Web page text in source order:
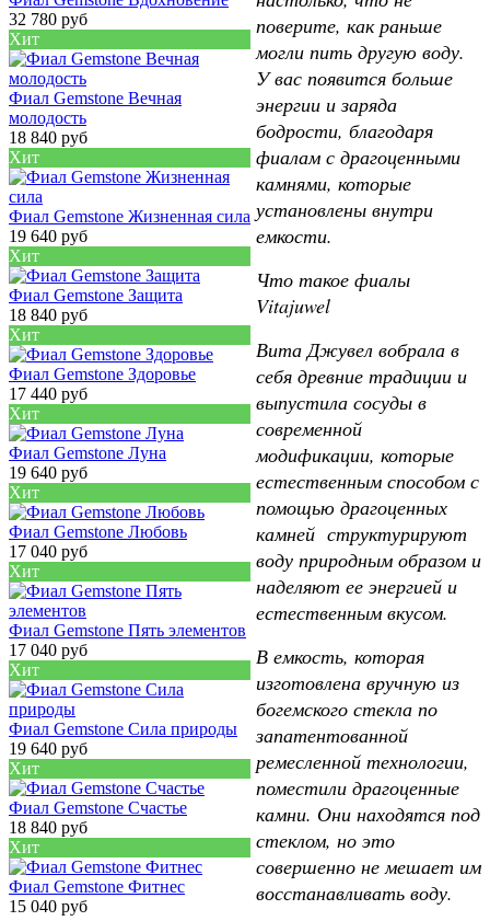
32 780 руб
Хит
Фиал Gemstone Вечная
молодость
18 840 руб
Хит
Фиал Gemstone Жизненная сила
19 640 руб
Хит
Фиал Gemstone Защита
18 840 руб
Хит
Фиал Gemstone Здоровье
17 440 руб
Хит
Фиал Gemstone Луна
19 640 руб
Хит
Фиал Gemstone Любовь
17 040 руб
Хит
Фиал Gemstone Пять элементов
17 040 руб
Хит
Фиал Gemstone Сила природы
19 640 руб
Хит
Фиал Gemstone Счастье
18 840 руб
Хит
Фиал Gemstone Фитнес
15 040 руб
поверите, как раньше
могли пить другую воду.
У вас появится больше
энергии и заряда
бодрости, благодаря
фиалам с драгоценными
камнями, которые
установлены внутри
емкости.
Что такое фиалы
Vitajuwel
Вита Джувел вобрала в
себя древние традиции и
выпустила сосуды в
современной
модификации, которые
естественным способом с
помощью драгоценных
камней структурируют
воду природным образом и
наделяют ее энергией и
естественным вкусом.
В емкость, которая
изготовлена вручную из
богемского стекла по
запатентованной
ремесленной технологии,
поместили драгоценные
камни. Они находятся под
стеклом, но это
совершенно не мешает им
восстанавливать воду.